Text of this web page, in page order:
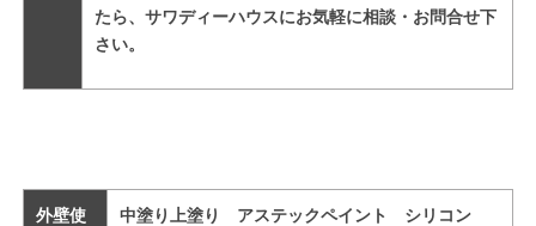
たら、サワディーハウスにお気軽に相談・お問合せ下
さい。
外壁使
中塗り上塗り アステックペイント シリコン